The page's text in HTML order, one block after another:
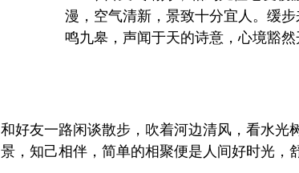
漫，空气清新，景致十分宜人。缓
鸣九皋，声闻于天的诗意，心境豁然
和好友一路闲谈散步，吹着河边清风，看水光
景，知己相伴，简单的相聚便是人间好时光，